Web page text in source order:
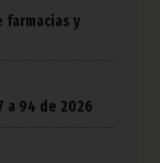
y
a 94 de 2026